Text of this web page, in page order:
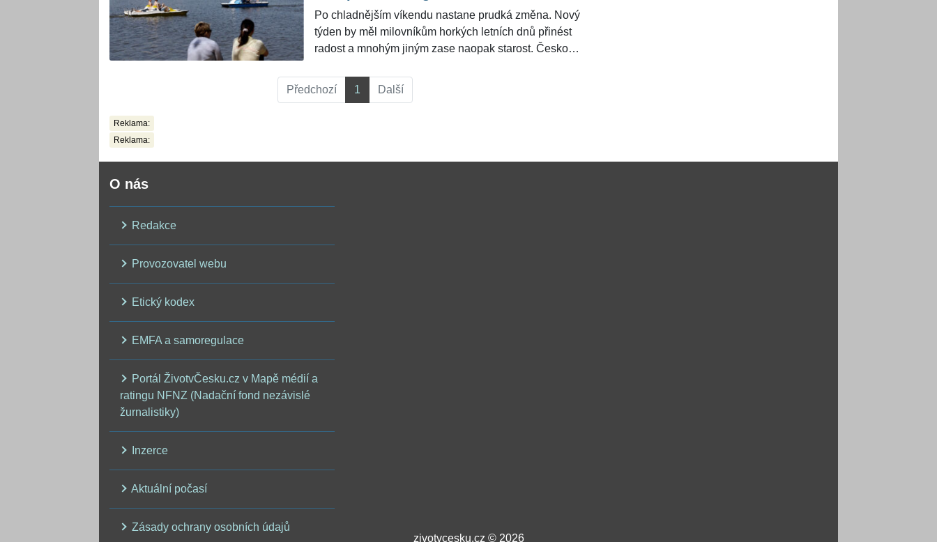
Po chladnějším víkendu nastane prudká změna. Nový
týden by měl milovníkům horkých letních dnů přinést
radost a mnohým jiným zase naopak starost. Česko
nad »třicítku«. "Některé modely dávají informaci, že v
Předchozí 1 Další
Reklama:
Reklama:
O nás
Redakce
Provozovatel webu
Etický kodex
EMFA a samoregulace
Portál ŽivotvČesku.cz v Mapě médií a
ratingu NFNZ (Nadační fond nezávislé
žurnalistiky)
Inzerce
Aktuální počasí
Zásady ochrany osobních údajů
zivotvcesku.cz © 2026